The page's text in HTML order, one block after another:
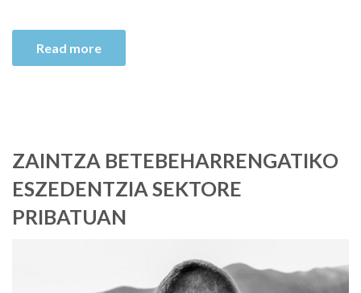
Read more
ZAINTZA BETEBEHARRENGATIKO
ESZEDENTZIA SEKTORE
PRIBATUAN